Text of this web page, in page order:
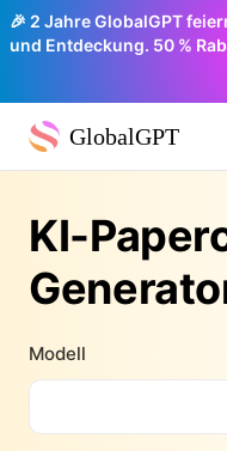
🎉 2 Jahre GlobalGPT
und Entdeckung. 50 %
GlobalGPT
KI-
Modell